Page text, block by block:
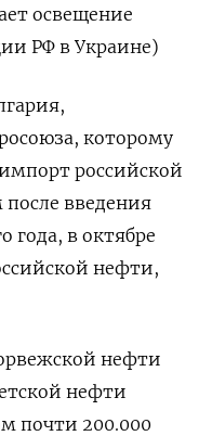
освещение
РФ в Украине)
которому
российской
введения
года, в октябре
нефти,
нефти
нефти
почти 200.000